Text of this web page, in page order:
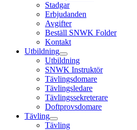
Stadgar
Erbjudanden
Avgifter
Beställ SNWK Folder
Kontakt
Utbildning
Utbildning
SNWK Instruktör
Tävlingsdomare
Tävlingsledare
Tävlingssekreterare
Doftprovsdomare
Tävling
Tävling